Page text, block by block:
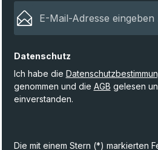
Datenschutz
Ich habe die
genommen und die AGB gelesen
einverstanden.
Die mit einem Stern (*) markierten